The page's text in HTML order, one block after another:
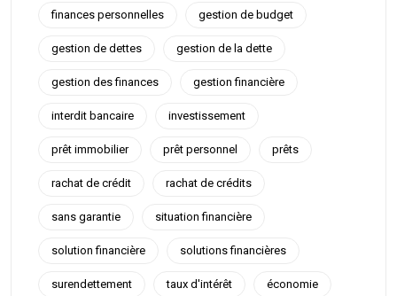
finances personnelles gestion de budget
gestion de dettes gestion de la dette
gestion des finances gestion financière
interdit bancaire investissement
prêt immobilier prêt personnel prêts
rachat de crédit rachat de crédits
sans garantie situation financière
solution financière solutions financières
surendettement taux d'intérêt économie